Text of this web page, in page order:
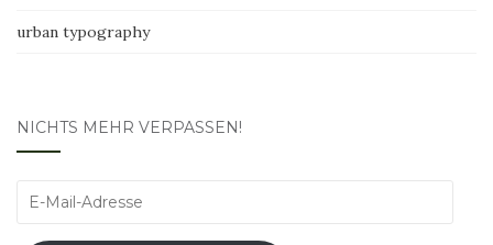
urban typography
NICHTS MEHR VERPASSEN!
E-